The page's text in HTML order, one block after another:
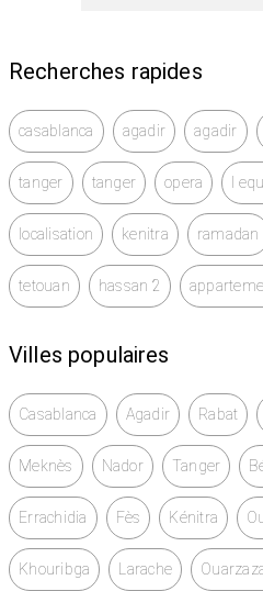
Recherches rapides
casablanca agadir agadir
tanger tanger opera l
localisation kenitra ramadan
tetouan hassan 2
Villes populaires
Casablanca Agadir Rabat
Meknès Nador Tanger
Errachidia Fès Kénitra
Khouribga Larache